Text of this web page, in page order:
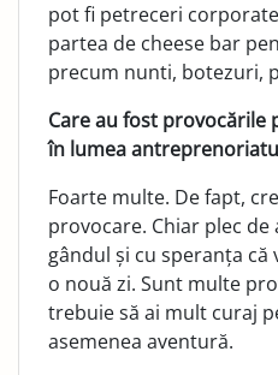
pot fi petreceri
partea de cheese bar
precum nunti, botezuri,
Care au fost provocările
în lumea
Foarte multe. De fapt,
provocare. Chiar plec de
gândul și cu speranța
o nouă zi. Sunt multe
trebuie să ai mult curaj
asemenea aventură.